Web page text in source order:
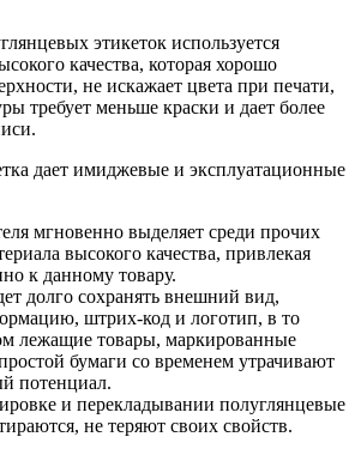
этикеток используется
качества, которая хорошо
не искажает цвета при печати,
требует меньше краски и дает более
дает имиджевые и эксплуатационные
мгновенно выделяет среди прочих
высокого качества, привлекая
к данному товару.
долго сохранять внешний вид,
штрих-код и логотип, в то
лежащие товары, маркированные
бумаги со временем утрачивают
потенциал.
и перекладывании полуглянцевые
не теряют своих свойств.